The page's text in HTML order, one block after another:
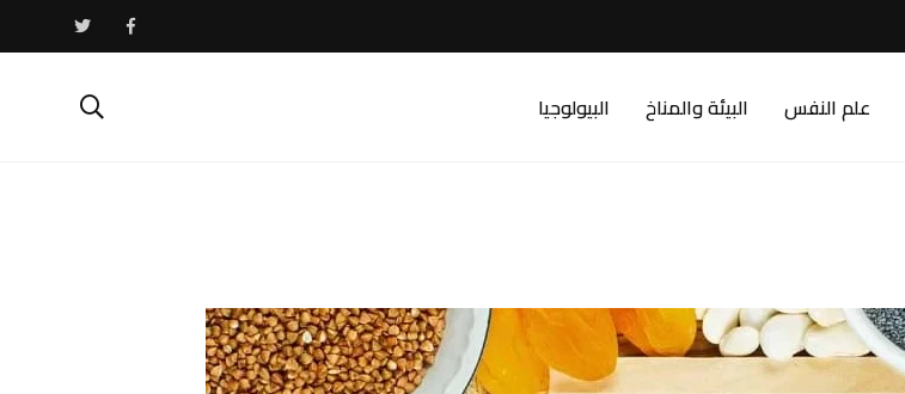
علم النفس البيئة والمناخ البيولوجيا